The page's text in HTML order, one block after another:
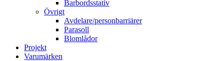
Barbordsstativ
Övrigt
Avdelare/personbarriärer
Parasoll
Blomlådor
Projekt
Varumärken